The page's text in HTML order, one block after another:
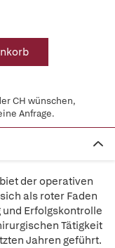
CH wünschen,
Anfrage.
der operativen
als roter Faden
Erfolgskontrolle
Tätigkeit
Jahren geführt.